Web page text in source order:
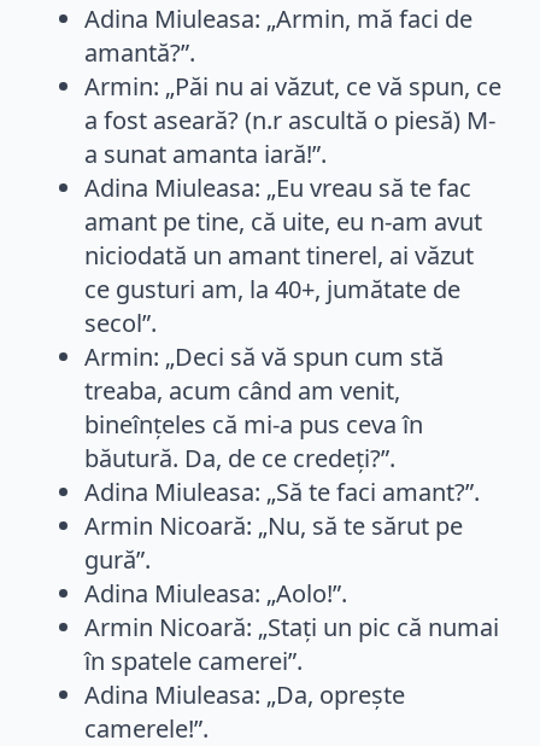
Adina Miuleasa: „Armin, mă faci de
amantă?”.
Armin: „Păi nu ai văzut, ce vă spun, ce
a fost aseară? (n.r ascultă o piesă) M-
a sunat amanta iară!”.
Adina Miuleasa: „Eu vreau să te fac
amant pe tine, că uite, eu n-am avut
niciodată un amant tinerel, ai văzut
ce gusturi am, la 40+, jumătate de
secol”.
Armin: „Deci să vă spun cum stă
treaba, acum când am venit,
bineînțeles că mi-a pus ceva în
băutură. Da, de ce credeți?”.
Adina Miuleasa: „Să te faci amant?”.
Armin Nicoară: „Nu, să te sărut pe
gură”.
Adina Miuleasa: „Aolo!”.
Armin Nicoară: „Stați un pic că numai
în spatele camerei”.
Adina Miuleasa: „Da, oprește
camerele!”.